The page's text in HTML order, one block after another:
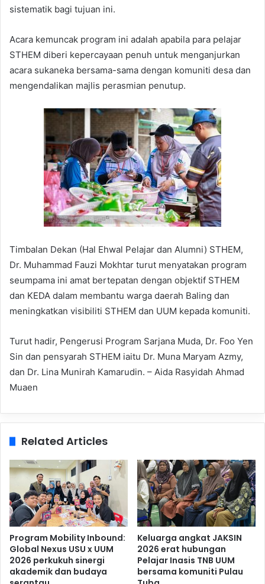
sistematik bagi tujuan ini.
Acara kemuncak program ini adalah apabila para pelajar
STHEM diberi kepercayaan penuh untuk menganjurkan
acara sukaneka bersama-sama dengan komuniti desa dan
mengendalikan majlis perasmian penutup.
Timbalan Dekan (Hal Ehwal Pelajar dan Alumni) STHEM,
Dr. Muhammad Fauzi Mokhtar turut menyatakan program
seumpama ini amat bertepatan dengan objektif STHEM
dan KEDA dalam membantu warga daerah Baling dan
meningkatkan visibiliti STHEM dan UUM kepada komuniti.
Turut hadir, Pengerusi Program Sarjana Muda, Dr. Foo Yen
Sin dan pensyarah STHEM iaitu Dr. Muna Maryam Azmy,
dan Dr. Lina Munirah Kamarudin. – Aida Rasyidah Ahmad
Muaen
Related Articles
Program Mobility Inbound:
Global Nexus USU x UUM
2026 perkukuh sinergi
akademik dan budaya
Keluarga angkat JAKSIN
2026 erat hubungan
Pelajar Inasis TNB UUM
bersama komuniti Pulau